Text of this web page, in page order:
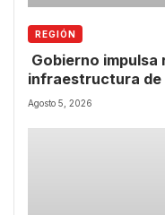
REGIÓN
Gobierno impulsa
infraestructura de
temporal.
Agosto 5, 2026